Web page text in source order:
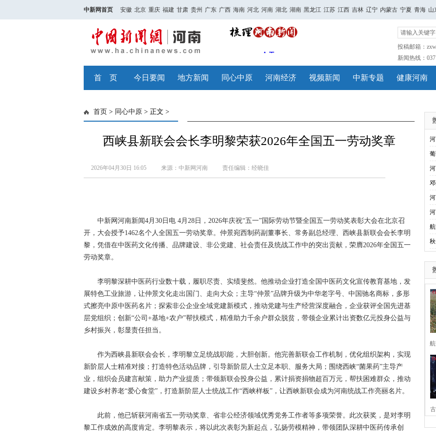
中新网首页 安徽 北京 重庆 福建 甘肃 贵州 广东 广西 海南 河北 河南 湖北 湖南 黑龙江 江苏 江西 吉林 辽宁 内蒙古 宁夏 青海 山
投稿邮箱：
新闻热线：
首 页 今日要闻 地方新闻 同心中原 河南经济 视频新闻 中新专题 健康河南
首页 > 同心中原 > 正文 >
西峡县新联会会长李明黎荣获2026年全国五一劳动奖章
2026年04月30日 16:05 来源：中新网河南 责任编辑：经晓佳
中新网河南新闻4月30日电 4月28日，2026年庆祝“五一”国际劳动节暨全国五一劳动奖表彰大会在北京召
开，大会授予1462名个人全国五一劳动奖章。仲景宛西制药副董事长、常务副总经理、西峡县新联会会长李明
黎，凭借在中医药文化传播、品牌建设、非公党建、社会责任及统战工作中的突出贡献，荣膺2026年全国五一
劳动奖章。
李明黎深耕中医药行业数十载，履职尽责、实绩斐然。他推动企业打造全国中医药文化宣传教育基地，发
展特色工业旅游，让仲景文化走出国门、走向大众；主导“仲景”品牌升级为中华老字号、中国驰名商标，多形
式擦亮中原中医药名片；探索非公企业全域党建新模式，推动党建与生产经营深度融合，企业获评全国先进基
层党组织；创新“公司+基地+农户”帮扶模式，精准助力千余户群众脱贫，带领企业累计出资数亿元投身公益与
乡村振兴，彰显责任担当。
作为西峡县新联会会长，李明黎立足统战职能，大胆创新。他完善新联会工作机制，优化组织架构，实现
新阶层人士精准对接；打造特色活动品牌，引导新阶层人士立足本职、服务大局；围绕西峡“菌果药”主导产
业，组织会员建言献策，助力产业提质；带领新联会投身公益，累计捐资捐物超百万元，帮扶困难群众，推动
建设乡村养老“爱心食堂”，打造新阶层人士统战工作“西峡样板”，让西峡新联会成为河南统战工作亮丽名片。
此前，他已斩获河南省五一劳动奖章、省非公经济领域优秀党务工作者等多项荣誉。此次获奖，是对李明
黎工作成效的高度肯定。李明黎表示，将以此次表彰为新起点，弘扬劳模精神，带领团队深耕中医药传承创